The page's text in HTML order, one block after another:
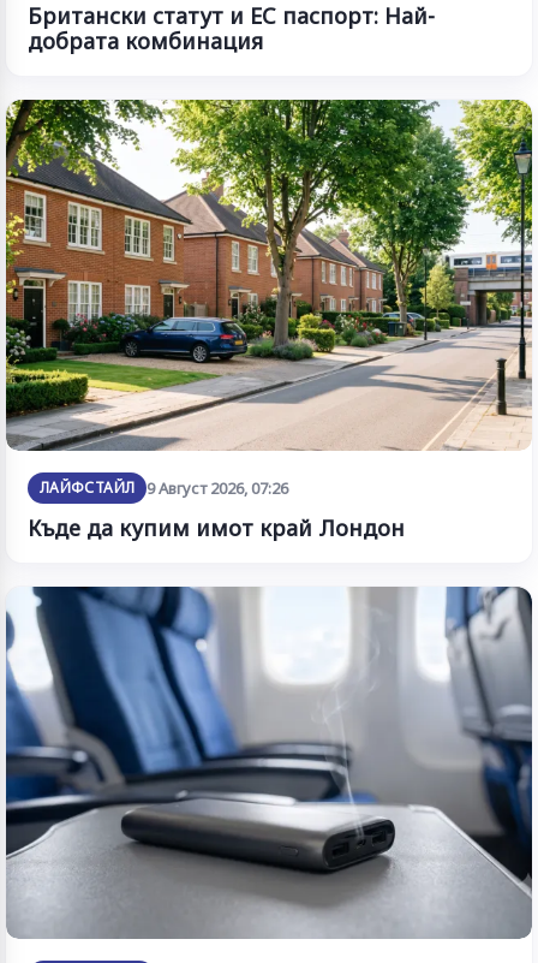
Британски статут и ЕС паспорт: Най-
добрата комбинация
ЛАЙФСТАЙЛ 9 Август 2026, 07:26
Къде да купим имот край Лондон